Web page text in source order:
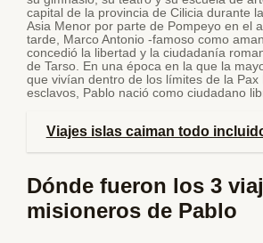
capital de la provincia de Cilicia durante
Asia Menor por parte de Pompeyo en el
tarde, Marco Antonio -famoso como
concedió la libertad y la ciudadanía
de Tarso. En una época en la que la
que vivían dentro de los límites de la Pax
esclavos, Pablo nació como ciudadano
Viajes islas caiman todo
Dónde fueron los 3
misioneros de Pablo